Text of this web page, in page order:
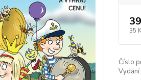
35
Číslo
Vydání: